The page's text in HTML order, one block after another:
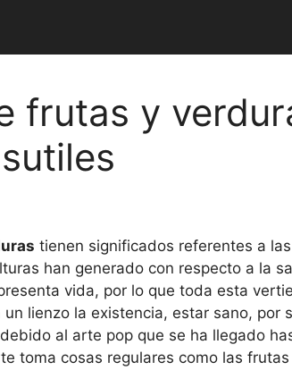
frutas y
tienen significados referentes a
han generado con respecto a la
vida, por lo que toda esta
lienzo la existencia, estar sano, por
al arte pop que se ha llegado
toma cosas regulares como las